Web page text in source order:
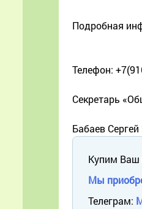
Подробная
Телефон:
Секретарь
Бабаев
Купим Ваш
Мы
Телеграм: